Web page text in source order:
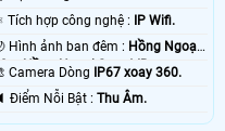
⚛️ Tích hợp công nghệ : IP Wifi.
🌙 Hình ảnh ban đêm : Hồng Ngoại
Hồng Ngoại Smart IR.
🎨 Camera Dòng IP67 xoay 360.
️🔈 Điểm Nỗi Bật :Thu Âm.